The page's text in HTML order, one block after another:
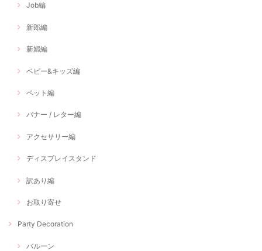
Job編
新郎編
新婦編
ベビー&キッズ編
ペット編
バナー / レター編
アクセサリー編
ディスプレイスタンド
訳あり編
お取り寄せ
Party Decoration
バルーン